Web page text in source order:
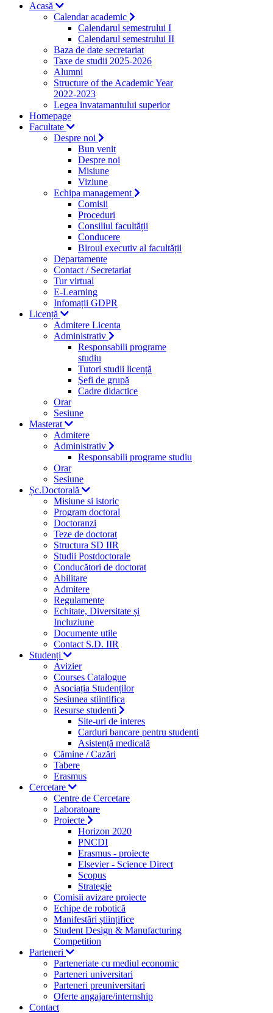
Acasă
Calendar academic
Calendarul semestrului I
Calendarul semestrului II
Baza de date secretariat
Taxe de studii 2025-2026
Alumni
Structure of the Academic Year
2022-2023
Legea invatamantului superior
Homepage
Facultate
Despre noi
Bun venit
Despre noi
Misiune
Viziune
Echipa management
Comisii
Proceduri
Consiliul facultății
Conducere
Biroul executiv al facultății
Departamente
Contact / Secretariat
Tur virtual
E-Learning
Infomații GDPR
Licență
Admitere Licenta
Administrativ
Responsabili programe
studiu
Tutori studii licență
Şefi de grupă
Cadre didactice
Orar
Sesiune
Masterat
Admitere
Administrativ
Responsabili programe studiu
Orar
Sesiune
Șc.Doctorală
Misiune si istoric
Program doctoral
Doctoranzi
Teze de doctorat
Structura SD IIR
Studii Postdoctorale
Conducători de doctorat
Abilitare
Admitere
Regulamente
Echitate, Diversitate și
Incluziune
Documente utile
Contact S.D. IIR
Studenți
Avizier
Courses Catalogue
Asociația Studenților
Sesiunea stiintifica
Resurse studenti
Site-uri de interes
Carduri bancare pentru studenti
Asistență medicală
Cămine / Cazări
Tabere
Erasmus
Cercetare
Centre de Cercetare
Laboratoare
Proiecte
Horizon 2020
PNCDI
Erasmus - proiecte
Elsevier - Science Direct
Scopus
Strategie
Comisii avizare proiecte
Echipe de robotică
Manifestări științifice
Student Design & Manufacturing
Competition
Parteneri
Parteneriate cu mediul economic
Parteneri universitari
Parteneri preuniversitari
Oferte angajare/internship
Contact